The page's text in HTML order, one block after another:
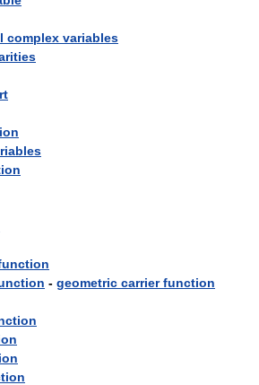
complex variables
- geometric carrier function